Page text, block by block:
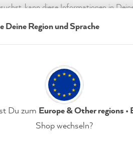
kann diese Informationen in
Diese Informationen sind nicht
auf Dich, Deine Einstellungen
erwartet funktioniert und um mittels
Dienste Deine Nutzung der
betreiben und zu personalisieren.
klickst, stimmst Du (jederzeit
Einstellungen
Deine Region und Sprache
Du zum Europe & Other regions •
Shop wechseln?